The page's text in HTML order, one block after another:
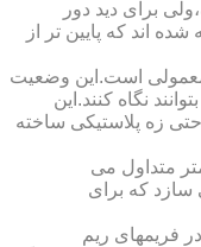
برای دید دور
اند که پایین تر از
معمولی است.این وضعیت
نگاه کنند.این
زه پلاستیکی ساخته
متداول می
سازد که برای
فریمهای ریم